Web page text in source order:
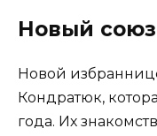
Новый
Новой
Кондратюк,
года. Их